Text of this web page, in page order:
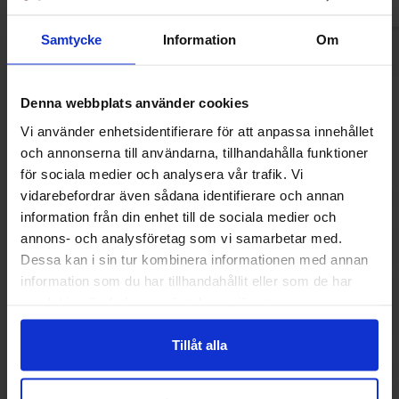
Samtycke Information Om
Denna webbplats använder cookies
Vi använder enhetsidentifierare för att anpassa innehållet
och annonserna till användarna, tillhandahålla funktioner
för sociala medier och analysera vår trafik. Vi
vidarebefordrar även sådana identifierare och annan
information från din enhet till de sociala medier och
annons- och analysföretag som vi samarbetar med.
Dessa kan i sin tur kombinera informationen med annan
information som du har tillhandahållit eller som de har
Tillåt alla
Andre kunne lide